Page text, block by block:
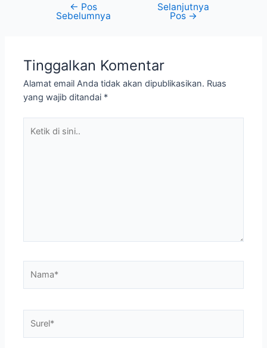
← Pos
Sebelumnya
Selanjutnya
Pos →
Tinggalkan Komentar
Alamat email Anda tidak akan dipublikasikan. Ruas
yang wajib ditandai *